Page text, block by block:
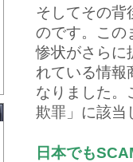
そしてその背
のです。この
惨状がさらに
れている情報
なりました。
欺罪」に該当
日本でも